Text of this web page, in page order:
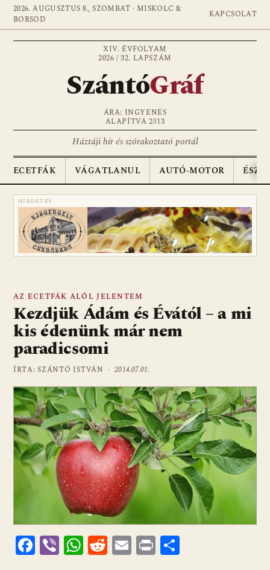
2026. AUGUSZTUS 8., SZOMBAT · MISKOLC &
BORSOD
KAPCSOLAT
XIV. ÉVFOLYAM
2026 / 32. LAPSZÁM
SzántóGráf
ÁRA: INGYENES
ALAPÍTVA 2013
Háztáji hír és szórakoztató portál
ECETFÁK VÁGATLANUL AUTÓ-MOTOR
HIRDETÉS
AZ ECETFÁK ALÓL JELENTEM
Kezdjük Ádám és Évától – a mi
kis édenünk már nem
paradicsomi
ÍRTA: SZÁNTÓ ISTVÁN ·2014.07.01.
F Vi W R E Pr